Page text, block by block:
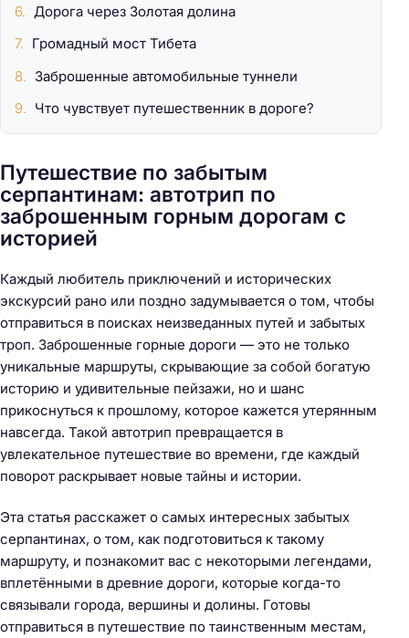
Путешествие по забытым
серпантинам: автотрип по
заброшенным горным дорогам с
историей
Каждый любитель приключений и исторических
экскурсий рано или поздно задумывается о том, чтобы
отправиться в поисках неизведанных путей и забытых
троп. Заброшенные горные дороги — это не только
уникальные маршруты, скрывающие за собой богатую
историю и удивительные пейзажи, но и шанс
прикоснуться к прошлому, которое кажется утерянным
навсегда. Такой автотрип превращается в
увлекательное путешествие во времени, где каждый
поворот раскрывает новые тайны и истории.
Эта статья расскажет о самых интересных забытых
серпантинах, о том, как подготовиться к такому
маршруту, и познакомит вас с некоторыми легендами,
вплетёнными в древние дороги, которые когда-то
связывали города, вершины и долины. Готовы
отправиться в путешествие по таинственным местам,
Дорога через Золотая долина
Громадный мост Тибета
Заброшенные автомобильные туннели
Что чувствует путешественник в дороге?